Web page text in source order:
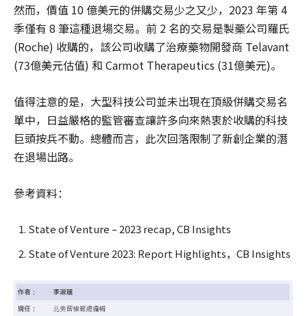
然而，價值 10 億美元的併購交易少之又少，2023 年第 4
季僅有 8 筆這種退場交易。前 2 名的交易是製藥公司羅氏
(Roche) 收購的，該公司收購了治療藥物開發商 Telavant
(73億美元估值) 和 Carmot Therapeutics (31億美元)。
值得注意的是，大型科技公司並未出現在頂級併購交易名
單中，日益嚴格的監管審查讓許多向來熱衷於收購的科技
巨頭按兵不動。總體而言，此次回落限制了新創企業的潛
在退場出路。
參考資料：
State of Venture – 2023 recap, CB Insights
State of Venture 2023: Report Highlights，CB Insights